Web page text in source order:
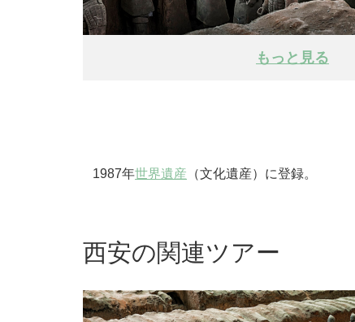
もっと見る
1987年世界遺産 （文化遺産）に登録。
西安の関連ツアー